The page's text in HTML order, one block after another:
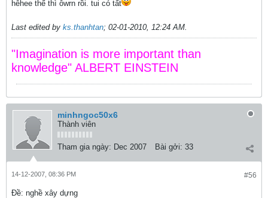
hêhee thế thì ôwrn rồi. tui có tất
Last edited by ks.thanhtan; 02-01-2010, 12:24 AM.
"Imagination is more important than
knowledge" ALBERT EINSTEIN
minhngoc50x6
Thành viên
Tham gia ngày: Dec 2007 Bài gởi: 33
#56
14-12-2007, 08:36 PM
Ðề: nghề xây dựng